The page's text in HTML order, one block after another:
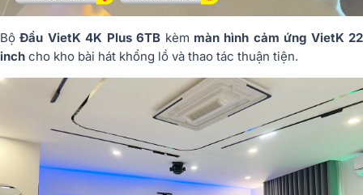
BộĐầu VietK 4K Plus 6TB kèm màn hình cảm ứng VietK 22
inch cho kho bài hát khổng lồ và thao tác thuận tiện.